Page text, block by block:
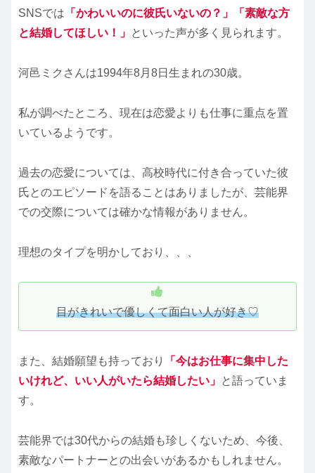
SNSでは 「かわいいのに彼氏いないの？」「素敵な方
と結婚してほしい！」 といった声が多く見られます。
河邑ミクさんは1994年8月8日生まれの30歳。
私が調べたところ、現在は恋愛よりも仕事に重点を置
いているようです。
過去の恋愛については、高校時代に付き合っていた彼
氏とのエピソードを語ることはありましたが、芸能界
での交際については確かな情報がありません。
理想のタイプを明かしており、、、
目がきれいで優しくて面白い人が好き♡
また、結婚願望も持っており
「今はお仕事に集中した
いけれど、いい人がいたら結婚したい」 と語っていま
す。
芸能界では30代からの結婚も珍しくないため、今後、
素敵なパートナーとの出会いがあるかもしれません。